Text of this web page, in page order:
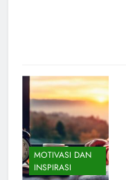
MOTIVASI DAN
INSPIRASI